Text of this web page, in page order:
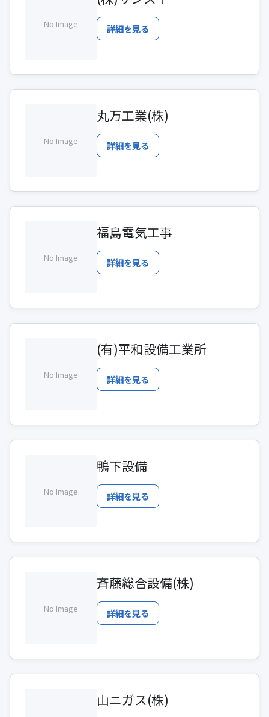
No Image 詳細を見る
No Image
丸万工業(株)
詳細を見る
No Image
福島電気工事
詳細を見る
No Image
(有)平和設備工業所
詳細を見る
No Image
鴨下設備
詳細を見る
No Image
斉藤総合設備(株)
詳細を見る
山ニガス(株)